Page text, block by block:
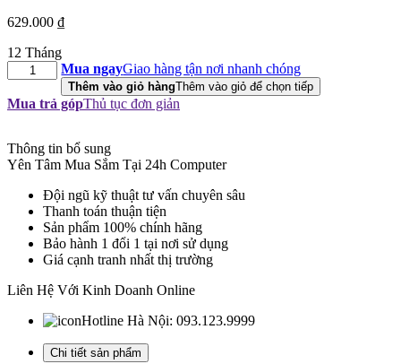
629.000 ₫
12 Tháng
Case
Máy
ESPORT
EM700
MESH
BLACK
(EATX,
Màu
3
Mua ngayGiao hàng tận nơi nhanh chóng
Thêm vào giỏ hàngThêm vào giỏ để chọn tiếp
Mua trả gópThủ tục đơn giản
Thông tin bổ sung
Yên Tâm Mua Sắm Tại 24h Computer
Đội ngũ kỹ thuật tư vấn chuyên sâu
Thanh toán thuận tiện
Sản phẩm 100% chính hãng
Bảo hành 1 đổi 1 tại nơi sử dụng
Giá cạnh tranh nhất thị trường
Liên Hệ Với Kinh Doanh Online
Hotline Hà Nội: 093.123.9999
Chi tiết sản phẩm